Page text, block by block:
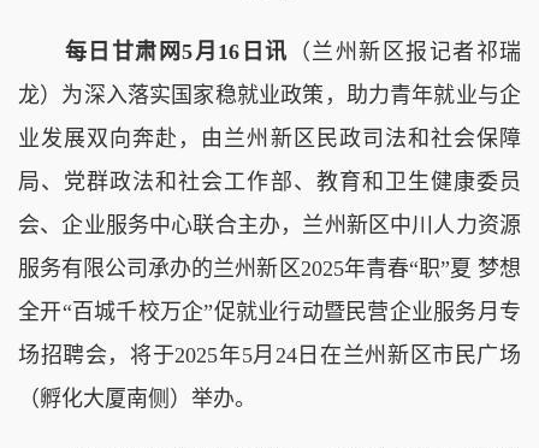
每日甘肃网5月16日讯 （兰州新区报记者祁瑞
龙）为深入落实国家稳就业政策，助力青年就业与企
业发展双向奔赴，由兰州新区民政司法和社会保障
局、党群政法和社会工作部、教育和卫生健康委员
会、企业服务中心联合主办，兰州新区中川人力资源
服务有限公司承办的兰州新区2025年青春“职”夏 梦想
全开“百城千校万企”促就业行动暨民营企业服务月专
场招聘会，将于2025年5月24日在兰州新区市民广场
（孵化大厦南侧）举办。